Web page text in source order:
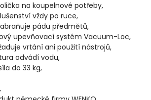
na koupelnové potřeby,
vždy po ruce,
pádu předmětů,
upevňovací systém Vacuum-Loc,
vrtání ani použití nástrojů,
odvádí vodu,
do 33 kg,